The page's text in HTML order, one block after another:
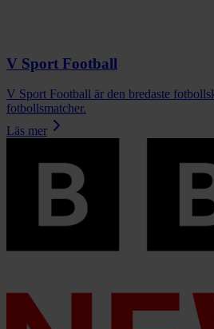
V Sport Football
V Sport Football är den bredaste
fotbollsmatcher.
Läs mer